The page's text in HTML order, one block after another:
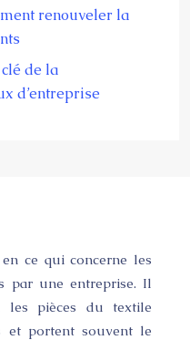
renouveler la
de la
d’entreprise
ce qui concerne les
par une entreprise. Il
les pièces du textile
et portent souvent le